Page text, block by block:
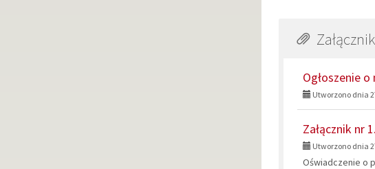
Ogłoszenie o
Utworzono dnia
Załącznik nr 1.
Utworzono dnia
Oświadczenie o